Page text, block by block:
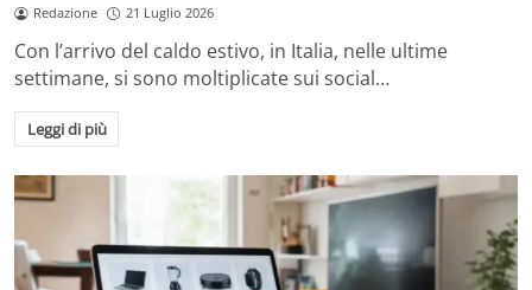
Redazione 21 Luglio 2026
Con l’arrivo del caldo estivo, in Italia, nelle ultime
settimane, si sono moltiplicate sui social…
Leggi di più